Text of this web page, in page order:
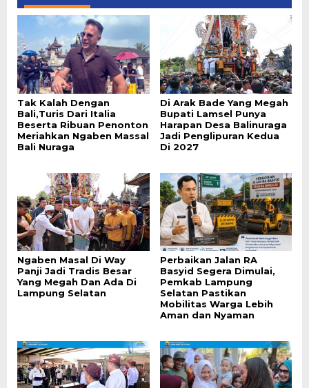
Tak Kalah Dengan
Bali,Turis Dari Italia
Beserta Ribuan Penonton
Meriahkan Ngaben Massal
Bali Nuraga
Di Arak Bade Yang Megah
Bupati Lamsel Punya
Harapan Desa Balinuraga
Jadi Penglipuran Kedua
Di 2027
Ngaben Masal Di Way
Panji Jadi Tradis Besar
Yang Megah Dan Ada Di
Lampung Selatan
Perbaikan Jalan RA
Basyid Segera Dimulai,
Pemkab Lampung
Selatan Pastikan
Mobilitas Warga Lebih
Aman dan Nyaman